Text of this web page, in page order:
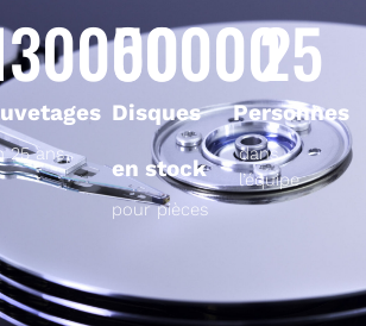
25 ans
Disques
en stock
50000
pour pièces
Personnes
25
dans
l’équipe